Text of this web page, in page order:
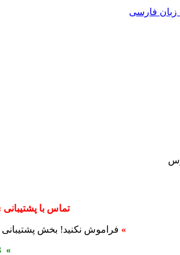
زبان فارسی
تماس با پشتیبانی
» فراموش نکنید! بخش
» 0916-891-1243